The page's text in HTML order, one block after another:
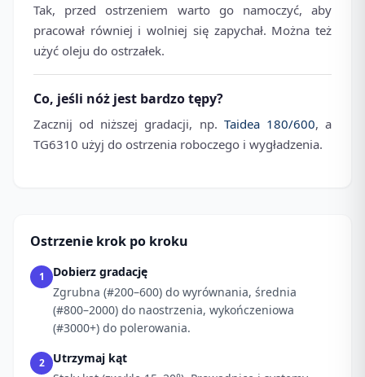
Tak, przed ostrzeniem warto go namoczyć, aby
pracował równiej i wolniej się zapychał. Można też
użyć oleju do ostrzałek.
Co, jeśli nóż jest bardzo tępy?
Zacznij od niższej gradacji, np. Taidea 180/600, a
TG6310 użyj do ostrzenia roboczego i wygładzenia.
Ostrzenie krok po kroku
1
Dobierz gradację
Zgrubna (#200–600) do wyrównania, średnia
(#800–2000) do naostrzenia, wykończeniowa
(#3000+) do polerowania.
2
Utrzymaj kąt